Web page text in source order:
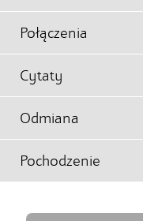
Połączenia
Cytaty
Odmiana
Pochodzenie